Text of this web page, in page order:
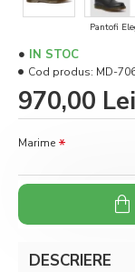
Pantofi
970,00 Lei
IN STOC
Cod produs: MD-
Marime
DESCRIERE